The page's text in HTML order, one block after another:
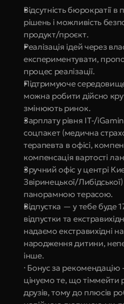
Відсутність бюрократії
рішень і можливість
продукт/проєкт.
Реалізація ідей через
експериментувати,
процес реалізації.
Підтримуюче
можна робити дійсно
змінюють ринок.
Зарплату рівня IT-/
соцпакет (медична
терапевта в офісі,
компенсація вартості
Зручний офіс у центрі
Звіринецької/
панорамною терасою.
Відпустка — у тебе буде
відпустки та
надаємо екстравихідні
народження дитини,
інше.
· Бонус за
цінуємо те, що тіммейти
друзів, тому до плюсів